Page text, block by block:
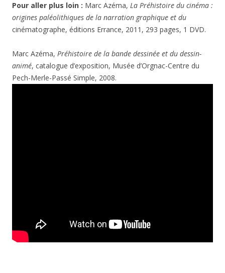
Pour aller plus loin : Marc Azéma, La Préhistoire du cinéma :
origines paléolithiques de la narration graphique et du
cinématographe, éditions Errance, 2011, 293 pages, 1 DVD.
Marc Azéma, Préhistoire de la bande dessinée et du dessin-
animé, catalogue d’exposition, Musée d’Orgnac-Centre du
Pech-Merle-Passé Simple, 2008.